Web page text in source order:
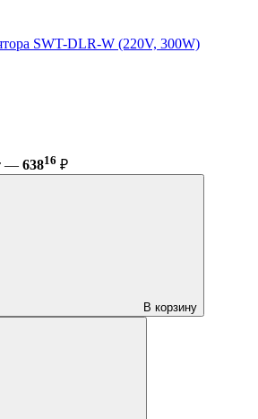
SWT-DLR-W (220V, 300W)
— 63816 ₽
В корзину